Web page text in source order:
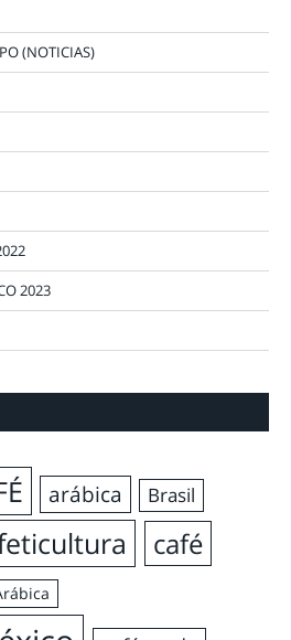
(NOTICIAS)
2023
arábica Brasil
café